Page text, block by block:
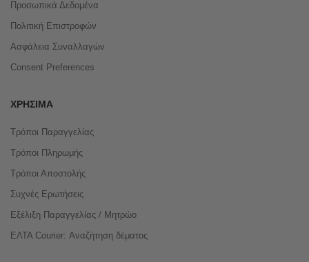
Προσωπικά Δεδομένα
Πολιτική Επιστροφών
Ασφάλεια Συναλλαγών
Consent Preferences
ΧΡΉΣΙΜΑ
Τρόποι Παραγγελίας
Τρόποι Πληρωμής
Τρόποι Αποστολής
Συχνές Ερωτήσεις
Εξέλιξη Παραγγελίας / Μητρώο
ΕΛΤΑ Courier: Αναζήτηση δέματος